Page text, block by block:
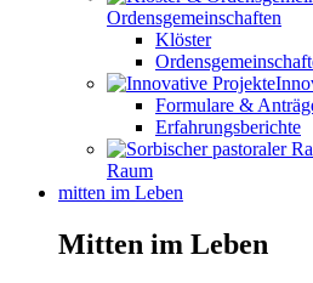
Ordensgemeinschaften
Klöster
Formulare &
Erfahrungsberichte
Raum
mitten im Leben
Mitten im Leben